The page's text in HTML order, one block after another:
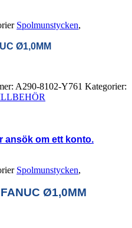
Spolmunstycken,
Ø1,0MM
A290-8102-Y761 Kategorier:
ansök om ett konto.
Spolmunstycken,
Ø1,0MM